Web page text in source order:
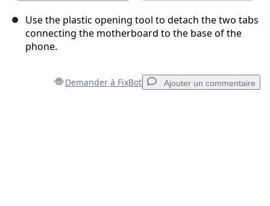
Use the plastic opening tool to detach the two tabs
connecting the motherboard to the base of the
phone.
Demander à FixBot Ajouter un commentaire